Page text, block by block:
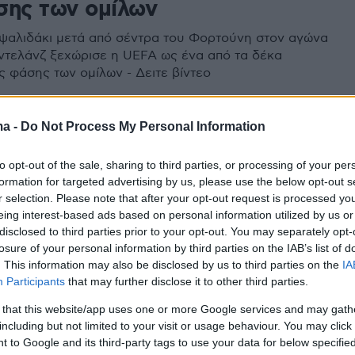
- Do Not Process My Personal Information
opt-out of the sale, sharing to third parties, or processing of your
for targeted advertising by us, please use the below opt-out
selection. Please note that after your opt-out request is processed
interest-based ads based on personal information utilized by us
to third parties prior to your opt-out. You may separately
of your personal information by third parties on the IAB’s list of
This information may also be disclosed by us to third parties on the
Participants that may further disclose it to other third parties.
that this website/app uses one or more Google services and may
but not limited to your visit or usage behaviour. You may
to Google and its third-party tags to use your data for below
των ομίλων
μετά από σέντρα του Φορτούνη στον αγώνα
ξεχώρισε η UEFA ως ένα από τα δέκα
φάσης των ομίλων - Δειτε βίντεο
5-1: Την σκόρπισε,
και ετοιμάζεται για το
της βραδιάς - Μέσα σε μισή ώρα (από το 6' έως το
πέτυχε τέσσερα γκολ και μετέτρεψε σε τυπική
στην επόμενη φάση του Europa League στα δύο
και Μίλαν - Γκολ-«ζωγραφιά» από Λάζαρο